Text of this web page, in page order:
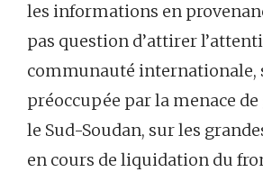
les informations en
pas question d’attirer
communauté internationale,
préoccupée par la menace
le Sud-Soudan, sur les
en cours de liquidation du